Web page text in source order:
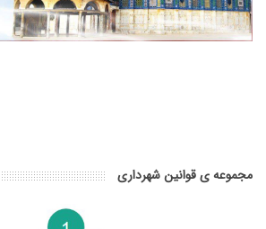
مجموعه ی قوانین شهرداری